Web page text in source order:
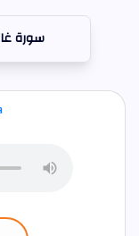
سورة